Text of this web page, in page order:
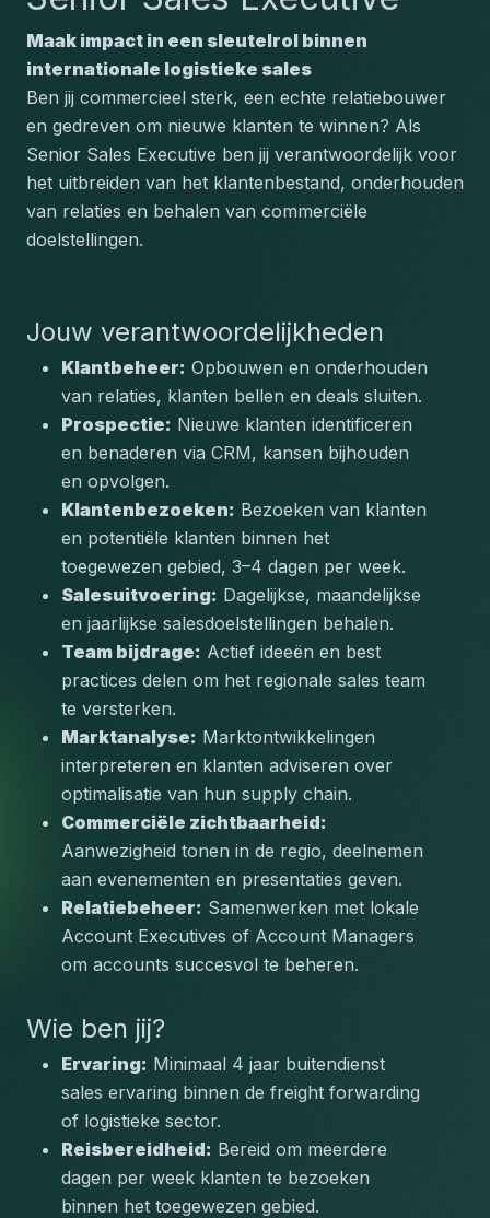
Maak impact in een sleutelrol binnen
internationale logistieke sales
Ben jij commercieel sterk, een echte relatiebouwer
en gedreven om nieuwe klanten te winnen? Als
Senior Sales Executive ben jij verantwoordelijk voor
het uitbreiden van het klantenbestand, onderhouden
van relaties en behalen van commerciële
doelstellingen.
Jouw verantwoordelijkheden
Klantbeheer: Opbouwen en onderhouden
van relaties, klanten bellen en deals sluiten.
Prospectie: Nieuwe klanten identificeren
en benaderen via CRM, kansen bijhouden
en opvolgen.
Klantenbezoeken: Bezoeken van klanten
en potentiële klanten binnen het
toegewezen gebied, 3–4 dagen per week.
Salesuitvoering: Dagelijkse, maandelijkse
en jaarlijkse salesdoelstellingen behalen.
Team bijdrage: Actief ideeën en best
practices delen om het regionale sales team
te versterken.
Marktanalyse: Marktontwikkelingen
interpreteren en klanten adviseren over
optimalisatie van hun supply chain.
Commerciële zichtbaarheid:
Aanwezigheid tonen in de regio, deelnemen
aan evenementen en presentaties geven.
Relatiebeheer: Samenwerken met lokale
Account Executives of Account Managers
om accounts succesvol te beheren.
Wie ben jij?
Ervaring: Minimaal 4 jaar buitendienst
sales ervaring binnen de freight forwarding
of logistieke sector.
Reisbereidheid: Bereid om meerdere
dagen per week klanten te bezoeken
binnen het toegewezen gebied.